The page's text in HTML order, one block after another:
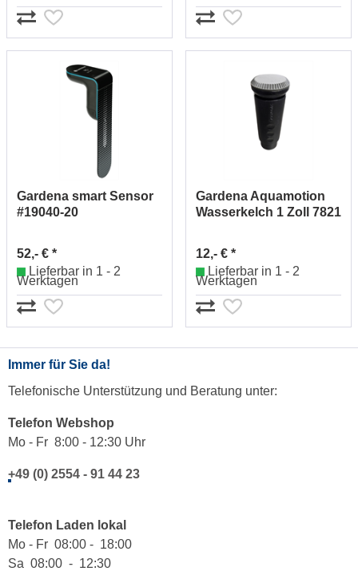
Gardena smart Sensor
#19040-20
52,- € *
Lieferbar in 1 - 2
Werktagen
Gardena Aquamotion
Wasserkelch 1 Zoll 7821
12,- € *
Lieferbar in 1 - 2
Werktagen
Immer für Sie da!
Telefonische Unterstützung und Beratung unter:
Telefon Webshop
Mo - Fr 8:00 - 12:30 Uhr
+49 (0) 2554 - 91 44 23
Telefon Laden lokal
Mo - Fr 08:00 - 18:00
Sa 08:00 - 12:30